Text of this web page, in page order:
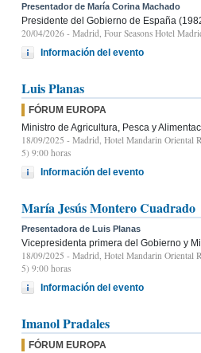
Presentador de María Corina Machado
Presidente del Gobierno de España
20/04/2026 - Madrid, Four Seasons Hotel
Información del evento
Luis Planas
FÓRUM EUROPA
Ministro de Agricultura, Pesca y
18/09/2025 - Madrid, Hotel Mandarin Oriental
5) 9:00 horas
Información del evento
María Jesús Montero Cuadrado
Presentadora de Luis Planas
Vicepresidenta primera del Gobierno y
18/09/2025 - Madrid, Hotel Mandarin Oriental
5) 9:00 horas
Información del evento
Imanol Pradales
FÓRUM EUROPA